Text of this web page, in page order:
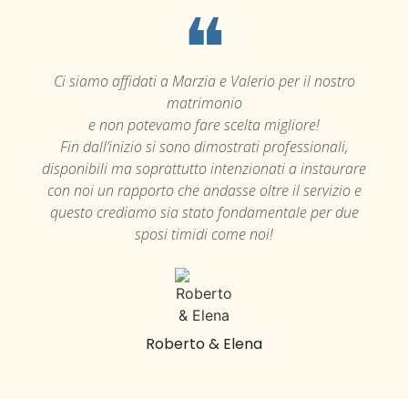
Roberto & Elena
❝
Ci siamo affidati a Marzia e Valerio per il nostro
matrimonio
e non potevamo fare scelta migliore!
Fin dall’inizio si sono dimostrati professionali,
disponibili ma soprattutto intenzionati a instaurare
con noi un rapporto che andasse oltre il servizio e
questo crediamo sia stato fondamentale per due
sposi timidi come noi!